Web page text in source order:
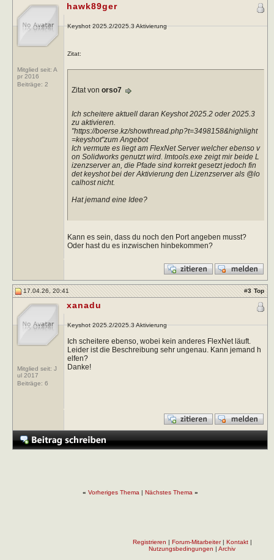
Mitglied seit: A
pr 2016
Beiträge: 2
hawk89ger
Keyshot 2025.2/2025.3 Aktivierung
Zitat:
Zitat von orso7
Ich scheitere aktuell daran Keyshot 2025.2 oder 2025.3
zu aktivieren.
"https://boerse.kz/showthread.php?t=3498158&highlight
=keyshot"zum Angebot
Ich vermute es liegt am FlexNet Server welcher ebenso v
on Solidworks genutzt wird. lmtools.exe zeigt mir beide L
izenzserver an, die Pfade sind korrekt gesetzt jedoch fin
det keyshot bei der Aktivierung den Lizenzserver als @lo
calhost nicht.
Hat jemand eine Idee?
Kann es sein, dass du noch den Port angeben musst?
Oder hast du es inzwischen hinbekommen?
17.04.26, 20:41 #3 Top
Mitglied seit: J
ul 2017
Beiträge: 6
xanadu
Keyshot 2025.2/2025.3 Aktivierung
Ich scheitere ebenso, wobei kein anderes FlexNet läuft.
Leider ist die Beschreibung sehr ungenau. Kann jemand h
elfen?
Danke!
« Vorheriges Thema | Nächstes Thema »
Registrieren | Forum-Mitarbeiter| Kontakt|
Nutzungsbedingungen | Archiv